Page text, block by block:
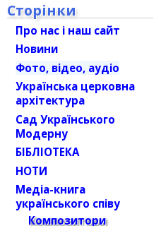
Сторінки
Про нас і наш сайт
Новини
Фото, відео, аудіо
Українська церковна
архітектура
Сад Українського
Модерну
БІБЛІОТЕКА
НОТИ
Медіа-книга
українського співу
Композитори